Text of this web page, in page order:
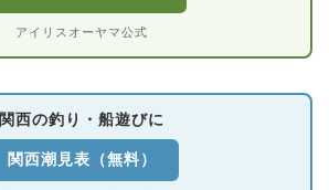
アイリスオーヤマ公式
関西の釣り・船遊びに
関西潮見表（無料）